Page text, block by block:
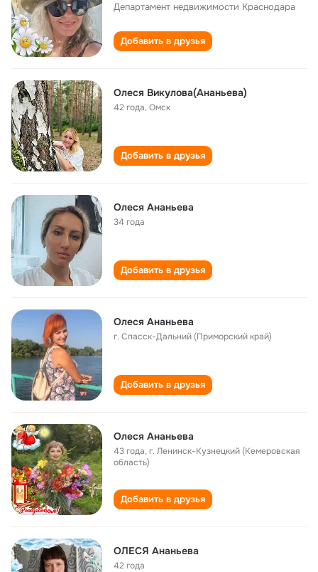
Департамент недвижимости Краснодара
Добавить в друзья
Олеся Викулова(Ананьева)
42 года,Омск
Добавить в друзья
Олеся Ананьева
34 года
Добавить в друзья
Олеся Ананьева
г. Спасск-Дальний (Приморский край)
Добавить в друзья
Олеся Ананьева
43 года,г. Ленинск-Кузнецкий (Кемеровская
область)
Добавить в друзья
ОЛЕСЯ Ананьева
42 года